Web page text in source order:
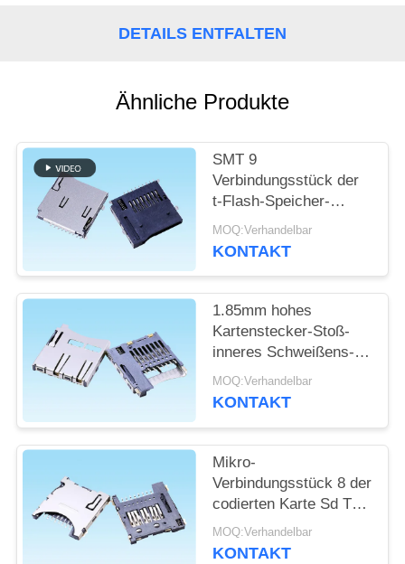
PRIVACY
POLICY
DETAILS ENTFALTEN
Ähnliche Produkte
SMT 9
Verbindungsstück der
t-Flash-Speicher-
codierten Karte Pin-
Stoß-Art Doppelt-
MOQ:Verhandelbar
KONTAKT
1.85mm hohes
Kartenstecker-Stoß-
inneres Schweißens-
Hochtemperaturbeständiges
Mikro-Sd
MOQ:Verhandelbar
KONTAKT
Mikro-
Verbindungsstück 8 der
codierten Karte Sd TF
Stoß-Art ultradünner
Hochtemperaturwiderstand
MOQ:Verhandelbar
KONTAKT